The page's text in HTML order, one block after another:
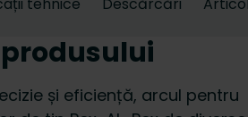
și eficiență, arcul pentru